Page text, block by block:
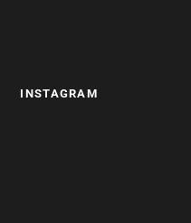
INSTAGRAM